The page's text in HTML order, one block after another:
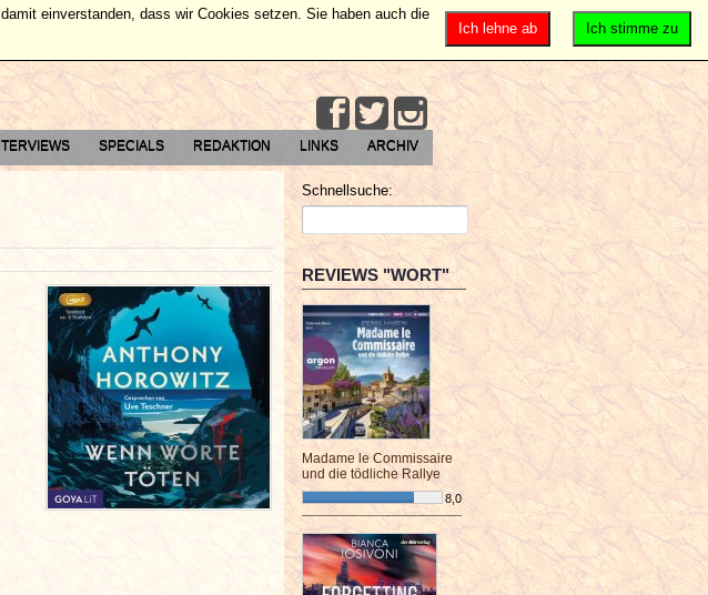
SPECIALS REDAKTION LINKS ARCHIV
Schnellsuche:
REVIEWS "WORT"
Madame le Commissaire
und die tödliche Rallye
8,0
¯¯¯¯¯¯¯¯¯¯¯¯¯¯¯¯¯¯¯¯¯¯¯¯
Ich stimme zu
Ich lehne ab
einverstanden, dass wir Cookies setzen. Sie haben auch die